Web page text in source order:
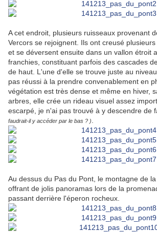
A cet endroit, plusieurs ruisseaux provenant
Vercors se rejoignent. Ils ont creusé
et se déversent ensuite dans un vallon étroit
franchies, constituant parfois des cascades
de haut. L'une d'elle se trouve juste au
pas réussi à la prendre convenablement en
végétation est très dense et même en hiver,
arbres, elle crée un rideau visuel assez
escarpé, je n'ai pas trouvé à y descendre de
faudrait-il y accéder par le bas ? )
Au dessus du Pas du Pont, le montagne de
offrant de jolis panoramas lors de la
passant derrière l'éperon rocheux.